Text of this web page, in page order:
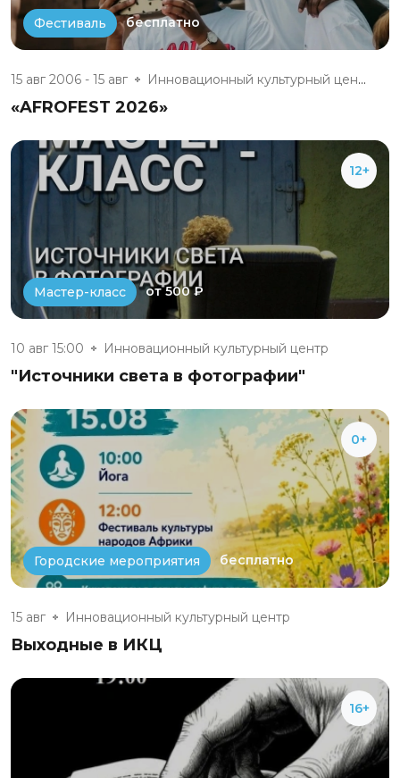
Фестиваль бесплатно
15 авг 2006 - 15 авг Инновационный культурный центр
«AFROFEST 2026»
12+
Мастер-класс от 500 ₽
10 авг 15:00 Инновационный культурный центр
"Источники света в фотографии"
0+
Городские мероприятия бесплатно
15 авг Инновационный культурный центр
Выходные в ИКЦ
16+